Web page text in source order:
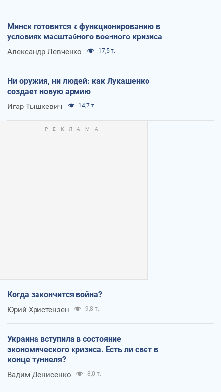
Минск готовится к функционированию в
условиях масштабного военного кризиса
Александр Левченко 17,5 т.
Ни оружия, ни людей: как Лукашенко
создает новую армию
Игар Тышкевич 14,7 т.
Когда закончится война?
Юрий Христензен 9,8 т.
Украина вступила в состояние
экономического кризиса. Есть ли свет в
конце туннеля?
Вадим Денисенко 8,0 т.